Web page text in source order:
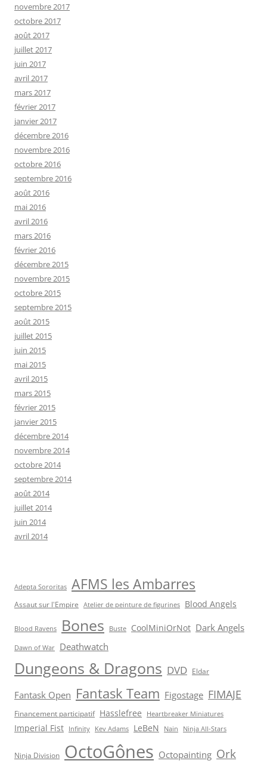
novembre 2017
octobre 2017
août 2017
juillet 2017
juin 2017
avril 2017
mars 2017
février 2017
janvier 2017
décembre 2016
novembre 2016
octobre 2016
septembre 2016
août 2016
mai 2016
avril 2016
mars 2016
février 2016
décembre 2015
novembre 2015
octobre 2015
septembre 2015
août 2015
juillet 2015
juin 2015
mai 2015
avril 2015
mars 2015
février 2015
janvier 2015
décembre 2014
novembre 2014
octobre 2014
septembre 2014
août 2014
juillet 2014
juin 2014
avril 2014
Adepta Sororitas AFMS les Ambarres
Assaut sur l'Empire Atelier de peinture de figurines Blood Angels
Blood Ravens Bones Buste CoolMiniOrNot Dark Angels
Dawn of War Deathwatch
Dungeons & Dragons DVD Eldar
Fantask Open Fantask Team Figostage FIMAJE
Financement participatif Hasslefree Heartbreaker Miniatures
Imperial Fist Infinity Kev Adams LeBeN Nain Ninja All-Stars
Ninja Division OctoGônes Octopainting Ork